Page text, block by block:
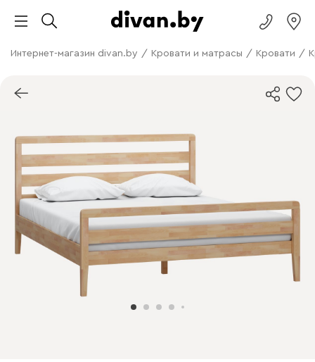
Интернет-магазин divan.by / Кровати и матрасы / Кровати /